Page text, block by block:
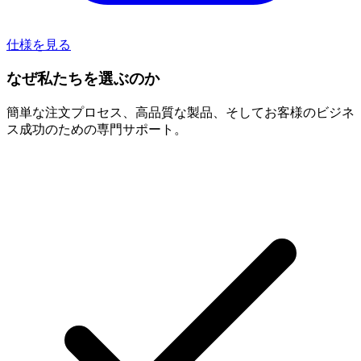
仕様を見る
なぜ私たちを選ぶのか
簡単な注文プロセス、高品質な製品、そしてお客様のビジネ
ス成功のための専門サポート。